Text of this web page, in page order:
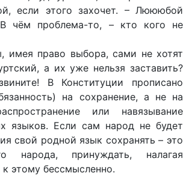
если этого захочет. – Люююбой
чём проблема-то, – кто кого не
имея право выбора, сами не хотят
а их уже нельзя заставить?
В Конституции прописано
на сохранение, а не на
или навязывание
языков. Если сам народ не будет
свой родной язык сохранять – это
народа, принуждать, налагая
к этому бессмысленно.